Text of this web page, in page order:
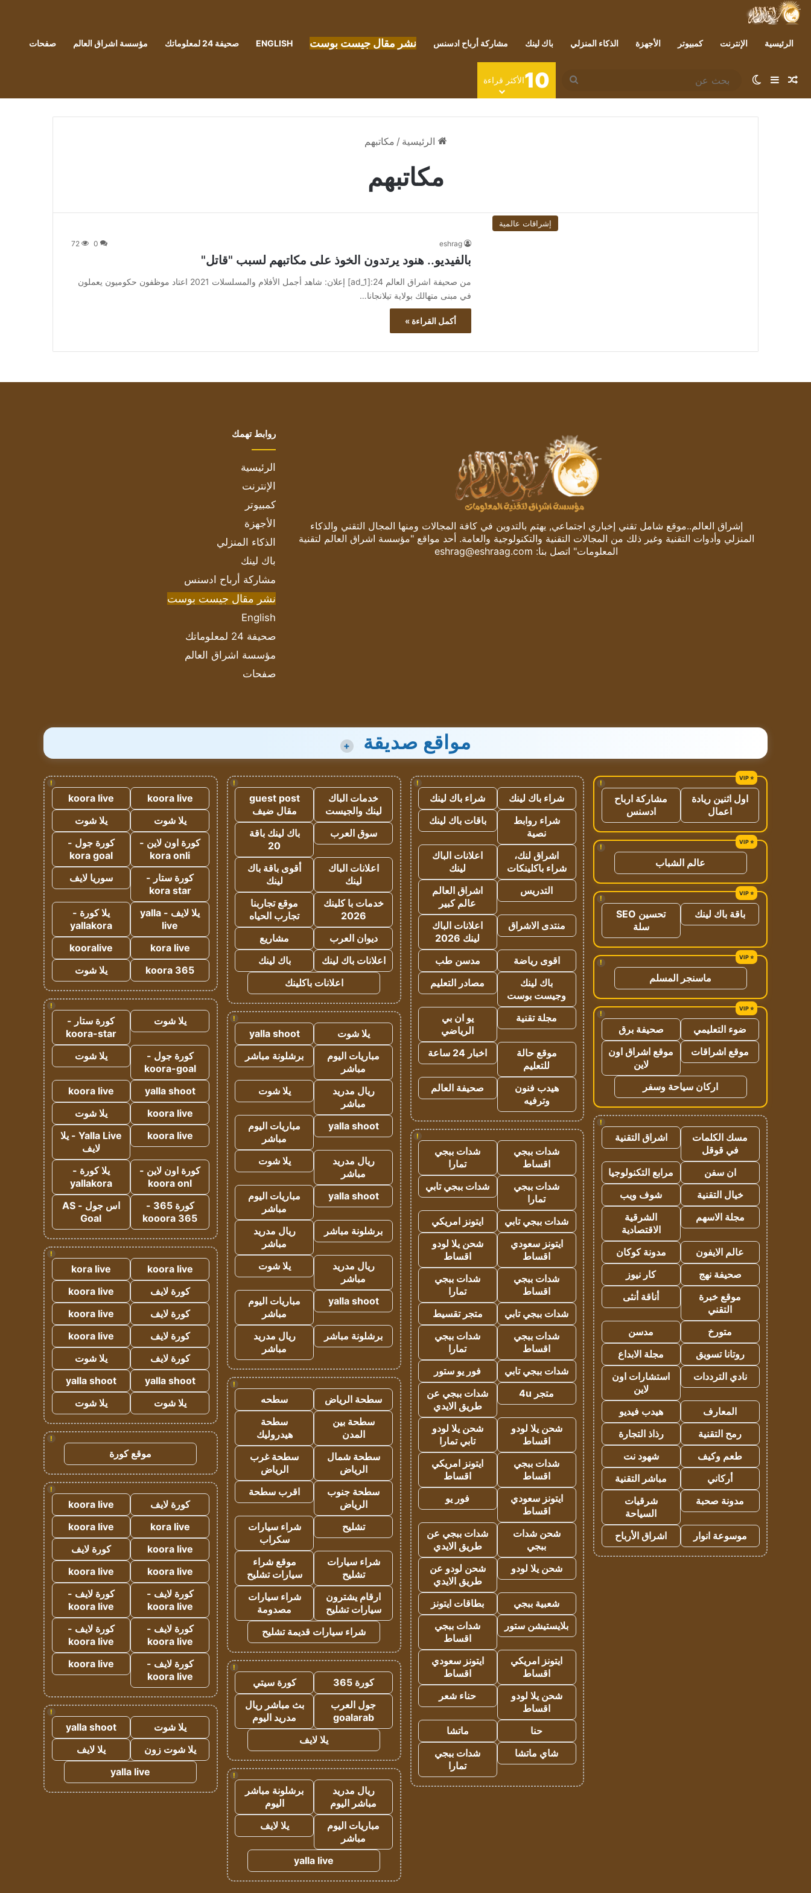
الرئيسية الإنترنت كمبيوتر الأجهزة الذكاء المنزلي باك لينك مشاركة أرباح ادسنس نشر مقال جيست بوست ENGLISH صحيفة 24 لمعلوماتك مؤسسة اشراق العالم صفحات
مقال عشوائي
إضافة عمود جانبي
الوضع المظلم
بحث
عن
10الأكثر قراءة
الرئيسية / مكاتبهم
مكاتبهم
إشراقات عالمية
eshrag
0
72
بالفيديو.. هنود يرتدون الخوذ على مكاتبهم لسبب "قاتل"
من صحيفة اشراق العالم 24:[ad_1] إعلان: شاهد أجمل الأفلام والمسلسلات 2021 اعتاد موظفون حكوميون يعملون
في مبنى متهالك بولاية تيلانجانا…
أكمل القراءة »
إشراق العالم..موقع شامل تقني إخباري اجتماعي, يهتم بالتدوين في كافة المجالات ومنها المجال التقني والذكاء
المنزلي وأدوات التقنية وغير ذلك من المجالات التقنية والتكنولوجية والعامة. أحد مواقع "مؤسسة اشراق العالم لتقنية
المعلومات" اتصل بنا: eshrag@eshraag.com
روابط تهمك
الرئيسية
الإنترنت
كمبيوتر
الأجهزة
الذكاء المنزلي
باك لينك
مشاركة أرباح ادسنس
نشر مقال جيست بوست
English
صحيفة 24 لمعلوماتك
مؤسسة اشراق العالم
صفحات
مواقع صديقة +
!
اول اثنين ريادة
اعمال
مشاركة ارباح
ادسنس
!
عالم الشباب
!
باقة باك لينك
تحسين SEO
سلة
!
ماسنجر المسلم
!
ضوء التعليمي
صحيفة برق
موقع اشراقات
موقع اشراق اون
لاين
اركان سياحة وسفر
!
مسك الكلمات
في قوقل
اشراق التقنية
ان سفن
مرابع التكنولوجيا
خيال التقنية
شوف ويب
مجلة الاسهم
الشرقية
الاقتصادية
عالم الايفون
مدونة كوكان
صحيفة نهج
كار نيوز
موقع خبرة
التقني
أناقة أنثى
متورخ
مدسن
روتانا تسويق
مجلة الابداع
نادي الترددات
استشارات اون
لاين
المعارف
هيدب فيديو
رمح التقنية
رذاذ التجارة
طعم وكيف
شهود نت
أركاني
مباشر التقنية
مدونة صحبة
شرقيات
السياحة
موسوعة انوار
اشراق الأرباح
!
شراء باك لينك
شراء باك لينك
شراء روابط
نصية
باقات باك لينك
اشراق لنك،
شراء باكلينكات
اعلانات الباك
لينك
التدريس
اشراق العالم
عالم كبير
منتدى الاشراق
اعلانات الباك
لينك 2026
اقوى رياضة
مدسن طب
باك لينك
وجيست بوست
مصادر التعليم
مجلة تقنية
يو ان بي
الرياضي
موقع حالة
للتعليم
اخبار 24 ساعة
هيدب فنون
وترفيه
صحيفة العالم
!
شدات ببجي
اقساط
شدات ببجي
تمارا
شدات ببجي
تمارا
شدات ببجي تابي
شدات ببجي تابي
ايتونز امريكي
ايتونز سعودي
اقساط
شحن يلا لودو
اقساط
شدات ببجي
اقساط
شدات ببجي
تمارا
شدات ببجي تابي
متجر تقسيط
شدات ببجي
اقساط
شدات ببجي
تمارا
شدات ببجي تابي
فور يو ستور
متجر 4u
شدات ببجي عن
طريق الايدي
شحن يلا لودو
اقساط
شحن يلا لودو
تابي تمارا
شدات ببجي
اقساط
ايتونز امريكي
اقساط
ايتونز سعودي
اقساط
فور يو
شحن شدات
ببجي
شدات ببجي عن
طريق الايدي
شحن يلا لودو
شحن لودو عن
طريق الايدي
شعبية ببجي
بطاقات ايتونز
بلايستيشن ستور
شدات ببجي
اقساط
ايتونز امريكي
اقساط
ايتونز سعودي
اقساط
شحن يلا لودو
اقساط
حناء شعر
حنا
ماتشا
شاي ماتشا
شدات ببجي
تمارا
!
خدمات الباك
لينك والجيست
guest post
مقال ضيف
سوق العرب
باك لينك باقة
20
اعلانات الباك
لينك
أقوى باقة باك
لينك
خدمات با كلينك
2026
موقع تجاربنا
تجارب الحياه
ديوان العرب
مشاريع
اعلانات باك لينك
باك لينك
اعلانات باكلينك
!
يلا شوت
yalla shoot
مباريات اليوم
مباشر
برشلونة مباشر
ريال مدريد
مباشر
يلا شوت
yalla shoot
مباريات اليوم
مباشر
ريال مدريد
مباشر
يلا شوت
yalla shoot
مباريات اليوم
مباشر
برشلونة مباشر
ريال مدريد
مباشر
ريال مدريد
مباشر
يلا شوت
yalla shoot
مباريات اليوم
مباشر
برشلونة مباشر
ريال مدريد
مباشر
!
سطحة الرياض
سطحه
سطحة بين
المدن
سطحة
هيدروليك
سطحة شمال
الرياض
سطحة غرب
الرياض
سطحة جنوب
الرياض
اقرب سطحة
تشليح
شراء سيارات
سكراب
شراء سيارات
تشليح
موقع شراء
سيارات تشليح
ارقام يشترون
سيارات تشليح
شراء سيارات
مصدومة
شراء سيارات قديمة تشليح
!
كورة 365
كورة سيتي
جول العرب
goalarab
بث مباشر ريال
مدريد اليوم
يلا لايف
!
ريال مدريد
مباشر اليوم
برشلونة مباشر
اليوم
مباريات اليوم
مباشر
يلا لايف
yalla live
!
koora live
koora live
يلا شوت
يلا شوت
كورة اون لاين -
kora onli
كورة جول -
kora goal
كورة ستار -
kora star
سوريا لايف
يلا لايف - yalla
live
يلا كورة -
yallakora
kora live
kooralive
koora 365
يلا شوت
!
يلا شوت
كورة ستار -
koora-star
كورة جول -
koora-goal
يلا شوت
yalla shoot
koora live
koora live
يلا شوت
koora live
Yalla Live - يلا
لايف
كورة اون لاين -
koora onl
يلا كورة -
yallakora
كورة 365 -
kooora 365
اس جول - AS
Goal
!
koora live
kora live
كورة لايف
koora live
كورة لايف
koora live
كورة لايف
koora live
كورة لايف
يلا شوت
yalla shoot
yalla shoot
يلا شوت
يلا شوت
!
موقع كورة
!
كورة لايف
koora live
kora live
koora live
koora live
كورة لايف
koora live
koora live
كورة لايف -
koora live
كورة لايف -
koora live
كورة لايف -
koora live
كورة لايف -
koora live
كورة لايف -
koora live
koora live
!
يلا شوت
yalla shoot
يلا شوت زون
يلا لايف
yalla live